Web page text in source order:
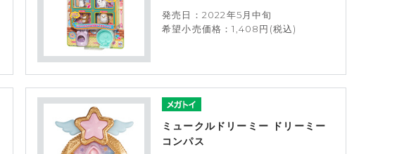
発売日：2022年5月中旬
希望小売価格：1,408円(税込)
ミュークルドリーミー ドリーミー
コンパス